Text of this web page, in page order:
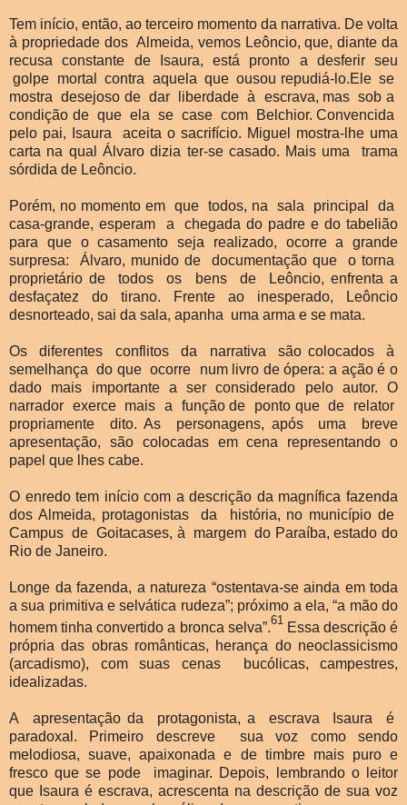
Tem início, então, ao terceiro momento da narrativa. De volta
à propriedade dos Almeida, vemos Leôncio, que, diante da
recusa constante de Isaura, está pronto a desferir seu
golpe mortal contra aquela que ousou repudiá-lo.Ele se
mostra desejoso de dar liberdade à escrava, mas sob a
condição de que ela se case com Belchior. Convencida
pelo pai, Isaura aceita o sacrifício. Miguel mostra-lhe uma
carta na qual Álvaro dizia ter-se casado. Mais uma trama
sórdida de Leôncio.
Porém, no momento em que todos, na sala principal da
casa-grande, esperam a chegada do padre e do tabelião
para que o casamento seja realizado, ocorre a grande
surpresa: Álvaro, munido de documentação que o torna
proprietário de todos os bens de Leôncio, enfrenta a
desfaçatez do tirano. Frente ao inesperado, Leôncio
desnorteado, sai da sala, apanha uma arma e se mata.
Os diferentes conflitos da narrativa são colocados à
semelhança do que ocorre num livro de ópera: a ação é o
dado mais importante a ser considerado pelo autor. O
narrador exerce mais a função de ponto que de relator
propriamente dito. As personagens, após uma breve
apresentação, são colocadas em cena representando o
papel que lhes cabe.
O enredo tem início com a descrição da magnífica fazenda
dos Almeida, protagonistas da história, no município de
Campus de Goitacases, à margem do Paraíba, estado do
Rio de Janeiro.
Longe da fazenda, a natureza “ostentava-se ainda em toda
a sua primitiva e selvática rudeza”; próximo a ela, “a mão do
homem tinha convertido a bronca selva”.61Essa descrição é
própria das obras românticas, herança do neoclassicismo
(arcadismo), com suas cenas bucólicas, campestres,
idealizadas.
A apresentação da protagonista, a escrava Isaura é
paradoxal. Primeiro descreve sua voz como sendo
melodiosa, suave, apaixonada e de timbre mais puro e
fresco que se pode imaginar. Depois, lembrando o leitor
que Isaura é escrava, acrescenta na descrição de sua voz